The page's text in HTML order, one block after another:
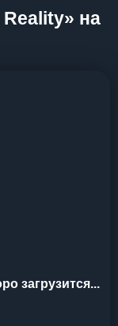
на
загрузится...